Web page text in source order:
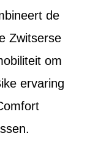
de
Zwitserse
om
ervaring